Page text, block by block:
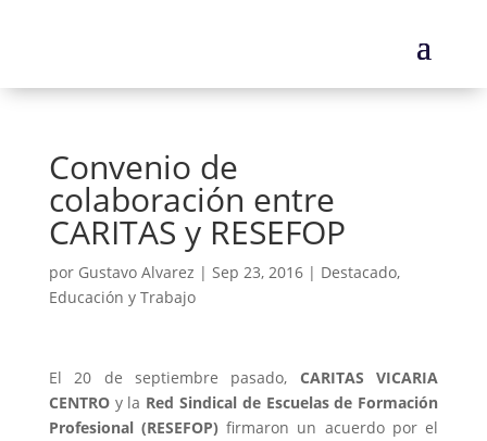
Convenio de
colaboración entre
CARITAS y RESEFOP
por Gustavo Alvarez | Sep 23, 2016| Destacado,
Educación y Trabajo
El 20 de septiembre pasado, CARITAS VICARIA
CENTROy la Red Sindical de Escuelas de Formación
Profesional (RESEFOP) firmaron un acuerdo por el